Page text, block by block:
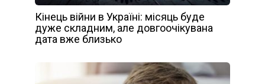
Кінець війни в Україні: місяць буде
дуже складним, але довгоочікувана
дата вже близько